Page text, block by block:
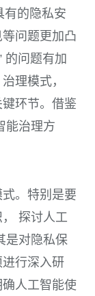
有的隐私安
问题更加凸
的问题有加
理模式，
环节。借鉴
能治理方
。特别是要
探讨人工
是对隐私保
行深入研
人工智能使